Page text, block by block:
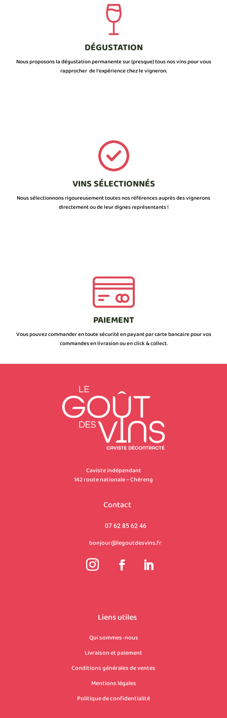
DÉGUSTATION
Nous proposons la dégustation permanente sur (presque) tous nos vins pour vous
rapprocher de l’expérience chez le vigneron.
VINS SÉLECTIONNÉS
Nous sélectionnons rigoureusement toutes nos références auprès des vignerons
directement ou de leur dignes représentants !
PAIEMENT
Vous pouvez commander en toute sécurité en payant par carte bancaire pour vos
commandes en livrasion ou en click & collect.
Caviste indépendant
142 route nationale – Chéreng
Contact
07 62 85 62 46
bonjour@legoutdesvins.fr
Liens utiles
Qui sommes-nous
Livraison et paiement
Conditions générales de ventes
Mentions légales
Politique de confidentialité